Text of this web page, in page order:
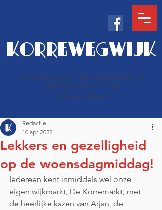
KORREWEGWIJK
De Korrewegwijk Groningen bestaat uit
de Indische buurt & de
Professorenbuurt
Lekkers en gezelligheid
op de woensdagmiddag!
Redactie
10 apr 2022
Iedereen kent inmiddels wel onze
eigen wijkmarkt, De Korremarkt, met
de heerlijke kazen van Arjan, de